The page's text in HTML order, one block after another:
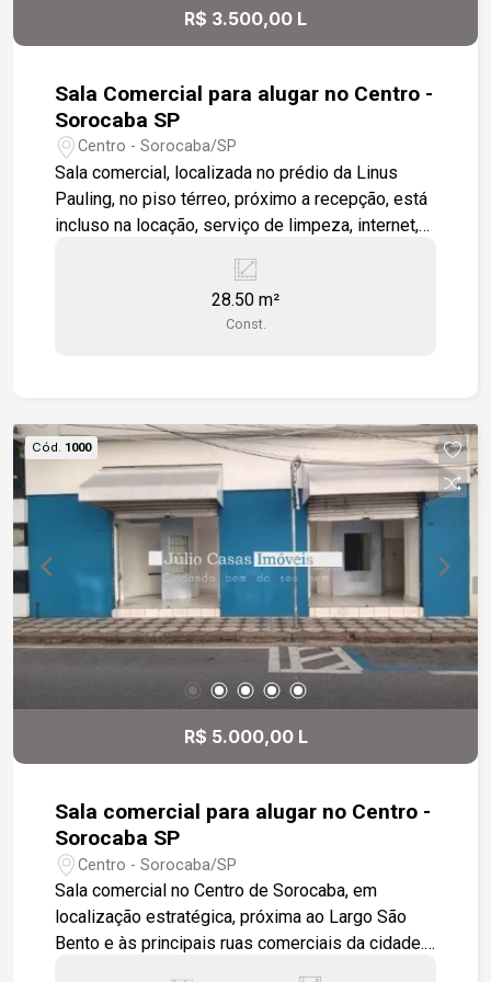
R$ 3.500,00 L
Sala Comercial para alugar no Centro -
Sorocaba SP
Centro - Sorocaba/SP
Sala comercial, localizada no prédio da Linus
Pauling, no piso térreo, próximo a recepção, está
incluso na locação, serviço de limpeza, internet,
disposição para te atender. Gostaria de saber
mais informações ou agendar uma visita?
28.50 m²
Const.
Cód. 1000
R$ 5.000,00 L
Sala comercial para alugar no Centro -
Sorocaba SP
Centro - Sorocaba/SP
Sala comercial no Centro de Sorocaba, em
localização estratégica, próxima ao Largo São
Bento e às principais ruas comerciais da cidade.